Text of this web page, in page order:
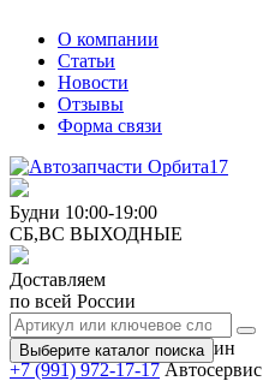
О компании
Статьи
Новости
Отзывы
Форма связи
Будни 10:00-19:00
СБ,ВС ВЫХОДНЫЕ
Доставляем
по всей России
Выберите каталог поиска
+7 (991) 973-17-17Магазин
+7 (991) 972-17-17Автосервис